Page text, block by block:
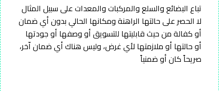
تباع البضائع والسلع والمركبات والمعدات على سبيل المثال
لا الحصر على حالتها الراهنة ومكانها الحالي بدون أي ضمان
أو كفالة من حيث قابليتها للتسويق أو وصفها أو جودتها
أو حالتها أو ملازمتها لأي غرض، وليس هناك أي ضمان اّخر،
صريحاً كان أو ضمنياً